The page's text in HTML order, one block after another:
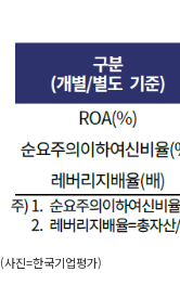
(사진=한국기업평가)